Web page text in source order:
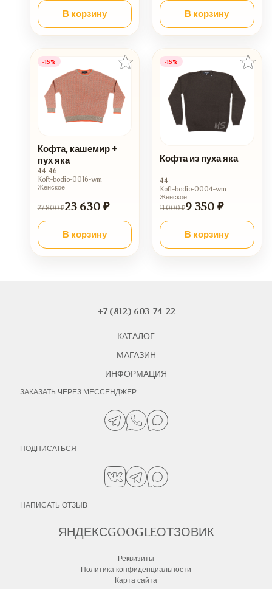
В корзину В корзину
Кофта, кашемир +
пух яка
44-46
Koft-bodio-0016-wm
Женское
27 800 ₽23 630 ₽
В корзину
-15%
Кофта из пуха яка
44
Koft-bodio-0004-wm
Женское
11 000 ₽9 350 ₽
В корзину
-15%
+7 (812) 603-74-22
КАТАЛОГ
МАГАЗИН
ИНФОРМАЦИЯ
ЗАКАЗАТЬ ЧЕРЕЗ МЕССЕНДЖЕР
ПОДПИСАТЬСЯ
НАПИСАТЬ ОТЗЫВ
ЯНДЕКСGOOGLEОТЗОВИК
Реквизиты
Политика конфиденциальности
Карта сайта